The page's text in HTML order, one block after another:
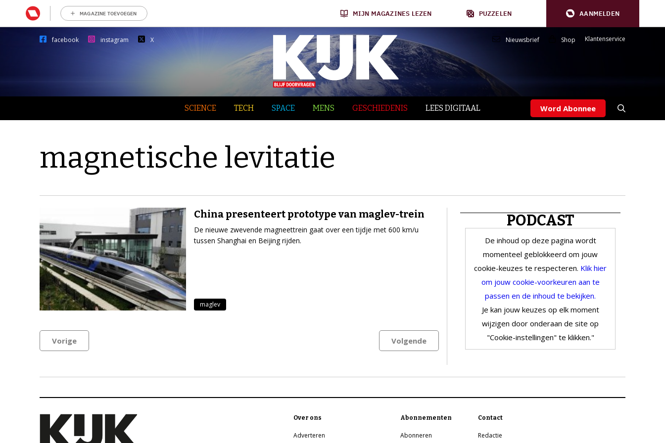
MAGAZINE TOEVOEGEN MIJN MAGAZINES LEZEN PUZZELEN AANMELDEN
facebook instagram X Nieuwsbrief Shop Klantenservice
SCIENCE TECH SPACE MENS GESCHIEDENIS LEES DIGITAAL Word Abonnee
magnetische levitatie
China presenteert prototype van maglev-trein
De nieuwe zwevende magneettrein gaat over een tijdje met 600 km/u
tussen Shanghai en Beijing rijden.
maglev
Vorige Volgende
PODCAST
De inhoud op deze pagina wordt
momenteel geblokkeerd om jouw
cookie-keuzes te respecteren. Klik hier
om jouw cookie-voorkeuren aan te
passen en de inhoud te bekijken.
Je kan jouw keuzes op elk moment
wijzigen door onderaan de site op
"Cookie-instellingen" te klikken."
Over ons
Adverteren
Abonnementen
Abonneren
Contact
Redactie